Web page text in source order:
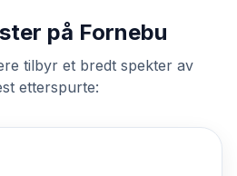
på Fornebu
tilbyr et bredt spekter av
etterspurte: